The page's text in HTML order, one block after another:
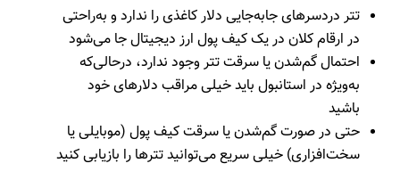
تتر دردسرهای جابه‌جایی دلار کاغذی را ندارد و به‌راحتی
در ارقام کلان در یک کیف پول ارز دیجیتال جا می‌شود
احتمال گم‌شدن یا سرقت تتر وجود ندارد، درحالی‌که
به‌ویژه در استانبول باید خیلی مراقب دلارهای خود
باشید
حتی در صورت گم‌شدن یا سرقت کیف پول (موبایلی یا
سخت‌افزاری) خیلی سریع می‌توانید تترها را بازیابی کنید